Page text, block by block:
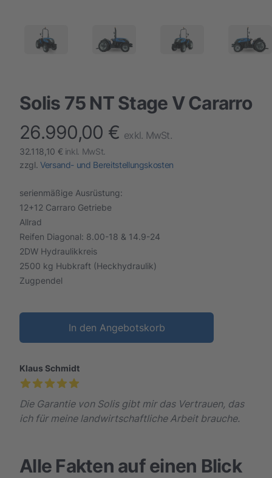
Solis 75 NT Stage V Cararro
finalProduct information
26.990,00 € exkl. MwSt.
32.118,10 € inkl. MwSt.
zzgl. Versand- und Bereitstellungskosten
serienmäßige Ausrüstung:
12+12 Carraro Getriebe
Allrad
Reifen Diagonal: 8.00-18 & 14.9-24
2DW Hydraulikkreis
2500 kg Hubkraft (Heckhydraulik)
Zugpendel
In den Angebotskorb
Klaus Schmidt
Die Garantie von Solis gibt mir das Vertrauen, das
ich für meine landwirtschaftliche Arbeit brauche.
Alle Fakten auf einen Blick